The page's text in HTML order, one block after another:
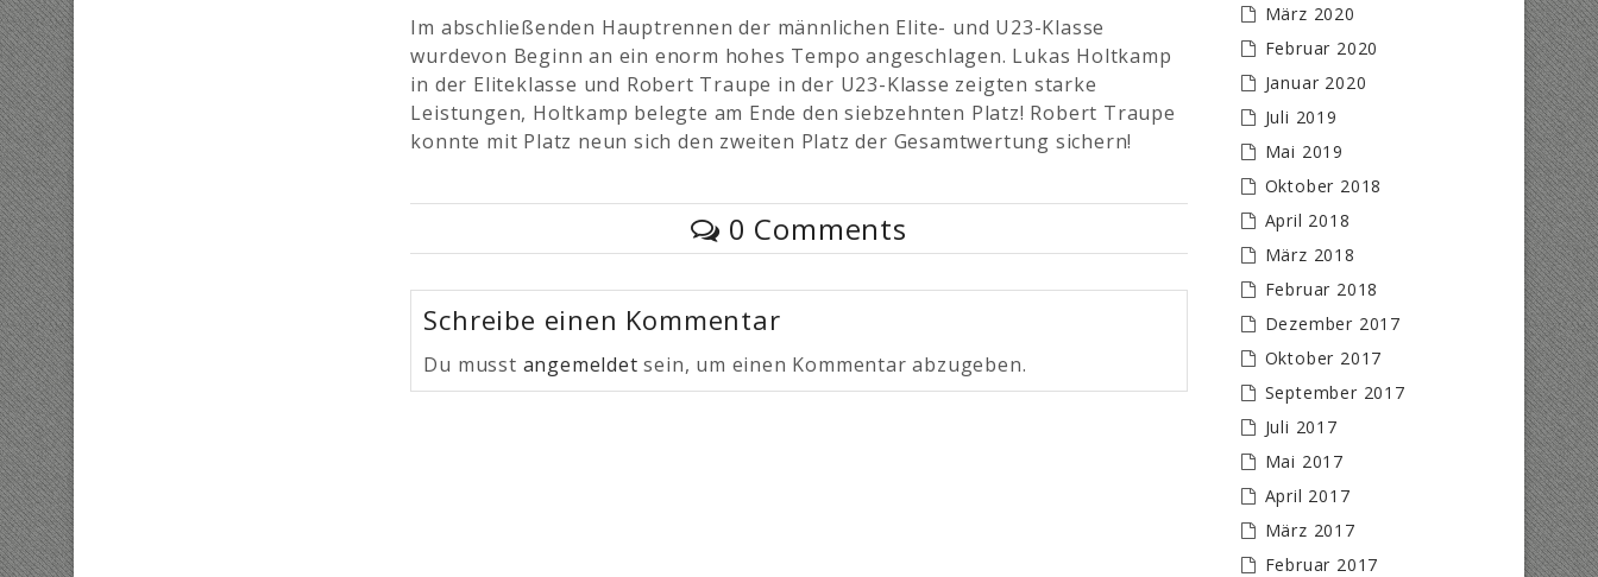
Im abschließenden Hauptrennen der männlichen Elite- und U23-Klasse
wurdevon Beginn an ein enorm hohes Tempo angeschlagen. Lukas Holtkamp
in der Eliteklasse und Robert Traupe in der U23-Klasse zeigten starke
Leistungen, Holtkamp belegte am Ende den siebzehnten Platz! Robert Traupe
konnte mit Platz neun sich den zweiten Platz der Gesamtwertung sichern!
0 Comments
Schreibe einen Kommentar
Du musst angemeldet sein, um einen Kommentar abzugeben.
März 2020
Februar 2020
Januar 2020
Juli 2019
Mai 2019
Oktober 2018
April 2018
März 2018
Februar 2018
Dezember 2017
Oktober 2017
September 2017
Juli 2017
Mai 2017
April 2017
März 2017
Februar 2017